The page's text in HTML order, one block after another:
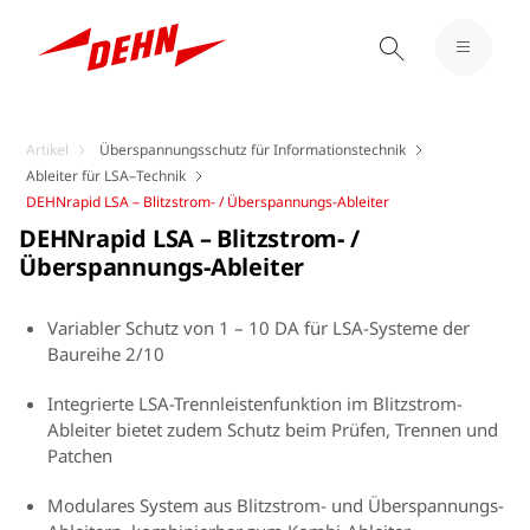
Artikel
Überspannungsschutz für Informationstechnik
Ableiter für LSA–Technik
DEHNrapid LSA – Blitzstrom- / Überspannungs-Ableiter
DEHNrapid LSA – Blitzstrom- /
Überspannungs-Ableiter
Variabler Schutz von 1 – 10 DA für LSA-Systeme der
Baureihe 2/10
Integrierte LSA-Trennleistenfunktion im Blitzstrom-
Ableiter bietet zudem Schutz beim Prüfen, Trennen und
Patchen
Modulares System aus Blitzstrom- und Überspannungs-